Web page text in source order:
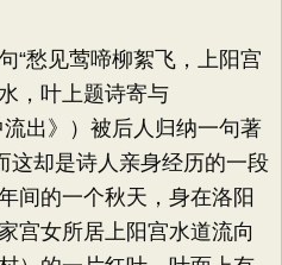
愁见莺啼柳絮飞，上阳宫
，叶上题诗寄与
出》）被后人归纳一句著
这却是诗人亲身经历的一段
间的一个秋天，身在洛阳
宫女所居上阳宫水道流向